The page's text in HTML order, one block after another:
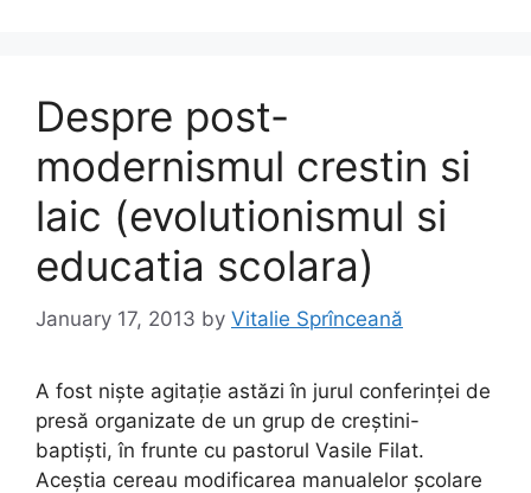
Despre post-
modernismul crestin si
laic (evolutionismul si
educatia scolara)
January 17, 2013 by Vitalie Sprînceană
A fost niște agitație astăzi în jurul conferinței de
presă organizate de un grup de creștini-
baptiști, în frunte cu pastorul Vasile Filat.
Aceștia cereau modificarea manualelor școlare